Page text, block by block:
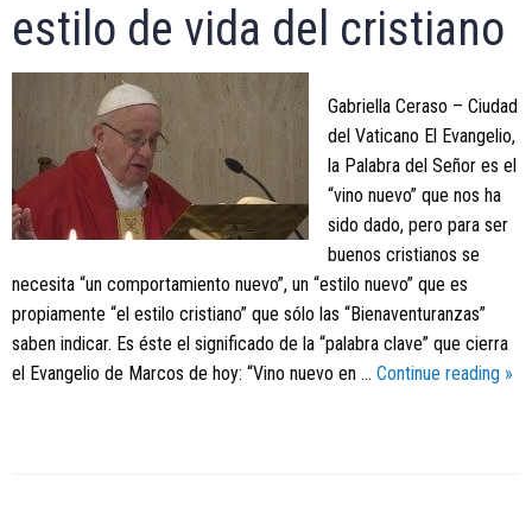
estilo de vida del cristiano
Gabriella Ceraso – Ciudad
del Vaticano El Evangelio,
la Palabra del Señor es el
“vino nuevo” que nos ha
sido dado, pero para ser
buenos cristianos se
necesita “un comportamiento nuevo”, un “estilo nuevo” que es
propiamente “el estilo cristiano” que sólo las “Bienaventuranzas”
saben indicar. Es éste el significado de la “palabra clave” que cierra
el Evangelio de Marcos de hoy: “Vino nuevo en … Continue reading »